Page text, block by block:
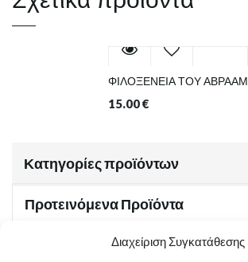
Διαχείριση Συγκατάθεσης
ΦΙΛΟΞΕΝΕΙΑ ΤΟΥ ΑΒΡΑΑΜ
15.00€
Κατηγορίες προϊόντων
Προτεινόμενα Προϊόντα